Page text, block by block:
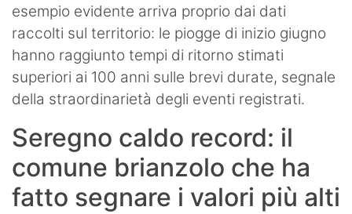
esempio evidente arriva proprio dai dati
raccolti sul territorio: le piogge di inizio giugno
hanno raggiunto tempi di ritorno stimati
superiori ai 100 anni sulle brevi durate, segnale
della straordinarietà degli eventi registrati.
Seregno caldo record: il
comune brianzolo che ha
fatto segnare i valori più alti